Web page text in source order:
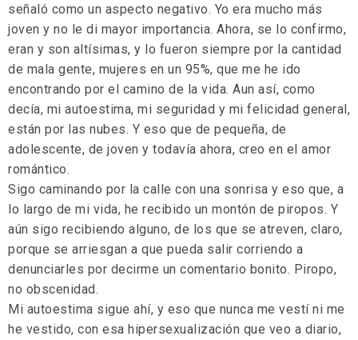
señaló como un aspecto negativo. Yo era mucho más
joven y no le di mayor importancia. Ahora, se lo confirmo,
eran y son altísimas, y lo fueron siempre por la cantidad
de mala gente, mujeres en un 95%, que me he ido
encontrando por el camino de la vida. Aun así, como
decía, mi autoestima, mi seguridad y mi felicidad general,
están por las nubes. Y eso que de pequeña, de
adolescente, de joven y todavía ahora, creo en el amor
romántico.
Sigo caminando por la calle con una sonrisa y eso que, a
lo largo de mi vida, he recibido un montón de piropos. Y
aún sigo recibiendo alguno, de los que se atreven, claro,
porque se arriesgan a que pueda salir corriendo a
denunciarles por decirme un comentario bonito. Piropo,
no obscenidad.
Mi autoestima sigue ahí, y eso que nunca me vestí ni me
he vestido, con esa hipersexualización que veo a diario,